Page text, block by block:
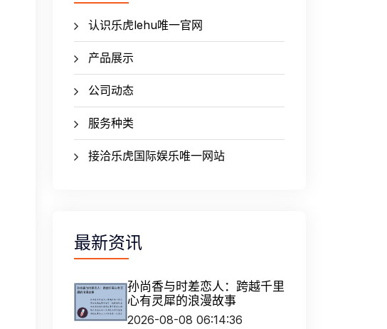
认识乐虎lehu唯一官网
产品展示
公司动态
服务种类
接洽乐虎国际娱乐唯一网站
最新资讯
孙尚香与时差恋人：跨越千里
心有灵犀的浪漫故事
2026-08-08 06:14:36